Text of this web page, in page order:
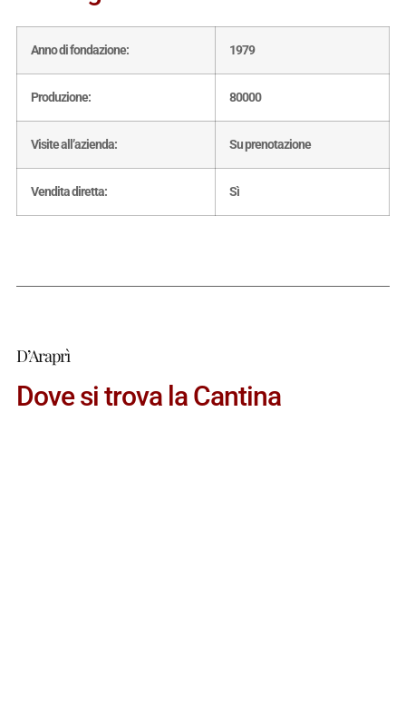
Anno di fondazione: 1979
Produzione: 80000
Visite all’azienda: Su prenotazione
Vendita diretta: Sì
D’Araprì
Dove si trova la Cantina